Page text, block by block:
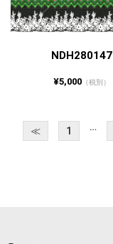
NDH280147
¥5,000 （税別）
≪ 1 …